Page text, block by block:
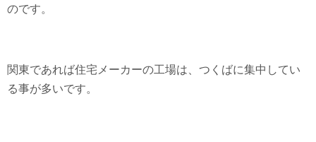
のです。
関東であれば住宅メーカーの工場は、つくばに集中してい
る事が多いです。